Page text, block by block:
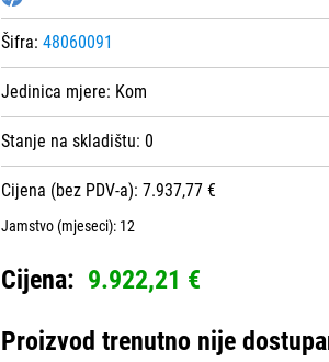
Šifra: 48060091
Jedinica mjere: Kom
Stanje na skladištu: 0
Cijena (bez PDV-a): 7.937,77 €
Jamstvo (mjeseci): 12
Cijena: 9.922,21 €
Proizvod trenutno nije